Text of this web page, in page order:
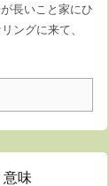
長いこと家にひ
ングに来て、
味